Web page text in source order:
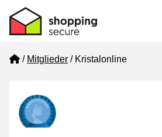
Home
Mitglieder Kristalonline